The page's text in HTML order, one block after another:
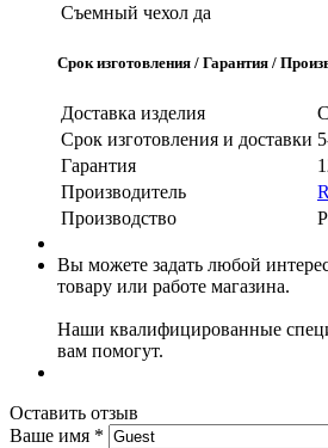
Съемный чехол да
Срок изготовления / Гарантия /
Доставка изделия
Срок изготовления и доставки
Гарантия
Производитель
Производство
Вы можете задать любой
товару или работе магазина.
Наши квалифицированные
вам помогут.
Оставить отзыв
Ваше имя *